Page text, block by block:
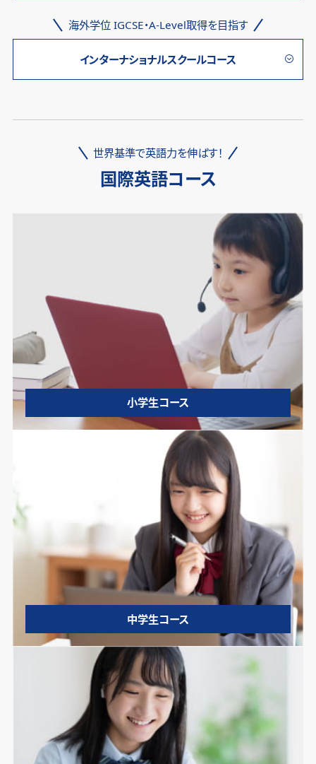
海外学位 IGCSE・A-Level取得を目指す
インターナショナルスクールコース
世界基準で英語力を伸ばす！
国際英語コース
小学生コース
中学生コース